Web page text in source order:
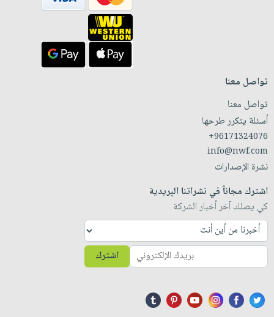
تواصل معنا
تواصل معنا
أسئلة يتكرر طرحها
+96171324076
info@nwf.com
نشرة الإصدارات
اشترك مجاناً في نشراتنا البريدية
كي يصلك آخر أخبار الشركة
اشترك